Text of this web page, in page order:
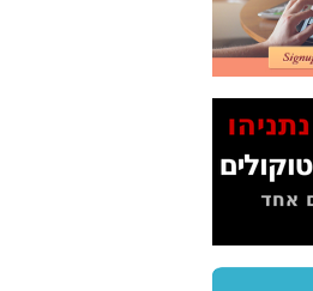
השר
-כאן
מסרסים
לציבור -